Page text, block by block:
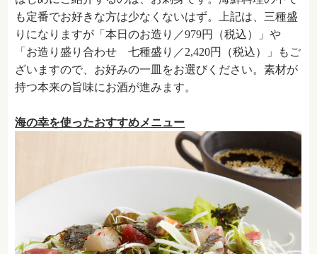
も定番でお好きな方は少なくないはず。上記は、三種盛
りになりますが「本日のお造り／979円（税込）」や
「お造り盛り合わせ 七種盛り／2,420円（税込）」もご
ざいますので、お好みの一皿をお選びください。素材が
持つ本来の旨味にお酒が進みます。
海の幸を使ったおすすめメニュー